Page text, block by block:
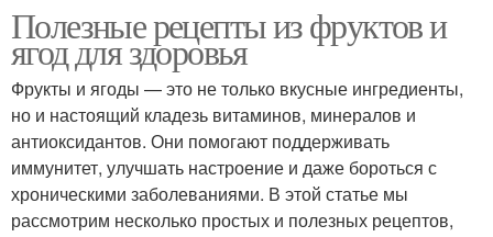
Полезные рецепты из фруктов и
ягод для здоровья
Фрукты и ягоды — это не только вкусные ингредиенты,
но и настоящий кладезь витаминов, минералов и
антиоксидантов. Они помогают поддерживать
иммунитет, улучшать настроение и даже бороться с
хроническими заболеваниями. В этой статье мы
рассмотрим несколько простых и полезных рецептов,